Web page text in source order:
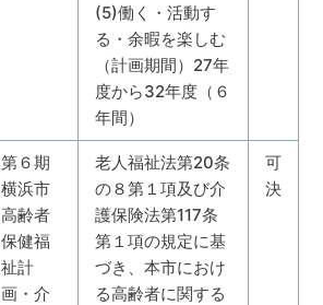
(5)働く・活動す
る・余暇を楽しむ
（計画期間）27年
度から32年度（６
年間）
第６期
横浜市
高齢者
保健福
祉計
画・介
老人福祉法第20条
の８第１項及び介
護保険法第117条
第１項の規定に基
づき、本市におけ
る高齢者に関する
可
決